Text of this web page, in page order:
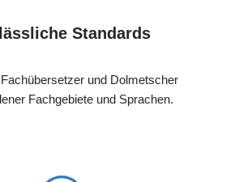
Standards
und Dolmetscher
Fachgebiete und Sprachen.